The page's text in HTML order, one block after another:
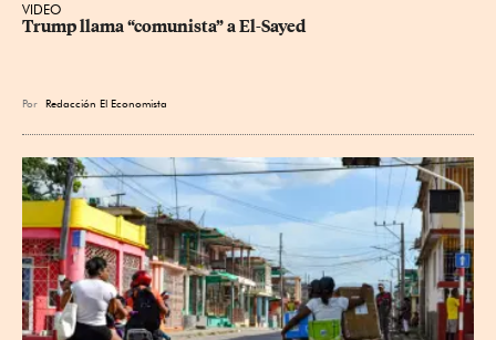
VIDEO
Trump llama “comunista” a El-Sayed
Por Redacción El Economista